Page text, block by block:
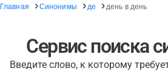
Главная Синонимы де день в день
Сервис поиска
Введите слово, к которому